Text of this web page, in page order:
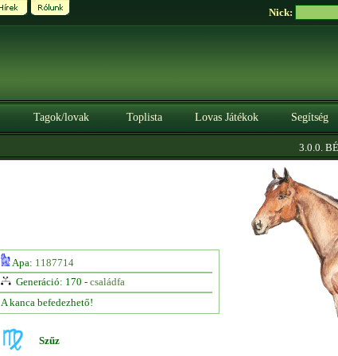
Nick:
Tagok/lovak Toplista Lovas Játékok Segítség
3.0.0.
Apa: 1187714
Generáció: 170 - családfa
A kanca befedezhető!
Szűz